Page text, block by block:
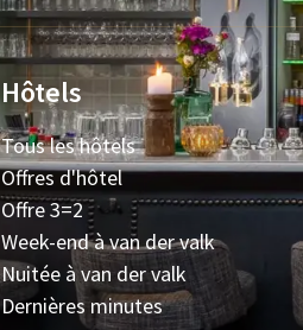
Hôtels
Tous les hôtels
Offres d'hôtel
Offre 3=2
Week-end à van der valk
Nuitée à van der valk
Dernières minutes